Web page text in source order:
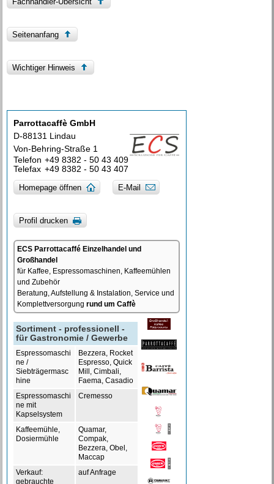
Seitenanfang
Wichtiger Hinweis
Parrottacaffè GmbH
D-88131 Lindau
Von-Behring-Straße 1
Telefon +49 8382 - 50 43 409
Telefax +49 8382 - 50 43 407
Homepage öffnen E-Mail
Profil drucken
ECS Parrottacaffé Einzelhandel und
Großhandel
für Kaffee, Espressomaschinen, Kaffeemühlen
und Zubehör
Beratung, Aufstellung & Instalation, Service und
Komplettversorgungrund um Caffè
Sortiment - professionell -
für Gastronomie / Gewerbe
Espressomaschi
ne /
Siebträgermasc
hine
Bezzera, Rocket
Espresso, Quick
Mill, Cimbali,
Faema, Casadio
Espressomaschi
ne mit
Kapselsystem
Cremesso
Kaffeemühle,
Dosiermühle
Quamar,
Compak,
Bezzera, Obel,
Maccap
Verkauf:
gebrauchte
auf Anfrage